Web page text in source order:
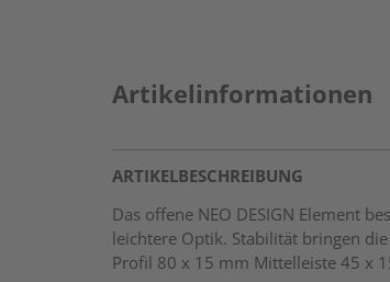
Artikelinformationen
ARTIKELBESCHREIBUNG
Das offene NEO DESIGN Element
leichtere Optik. Stabilität bringen
Profil 80 x 15 mm Mittelleiste 45 x